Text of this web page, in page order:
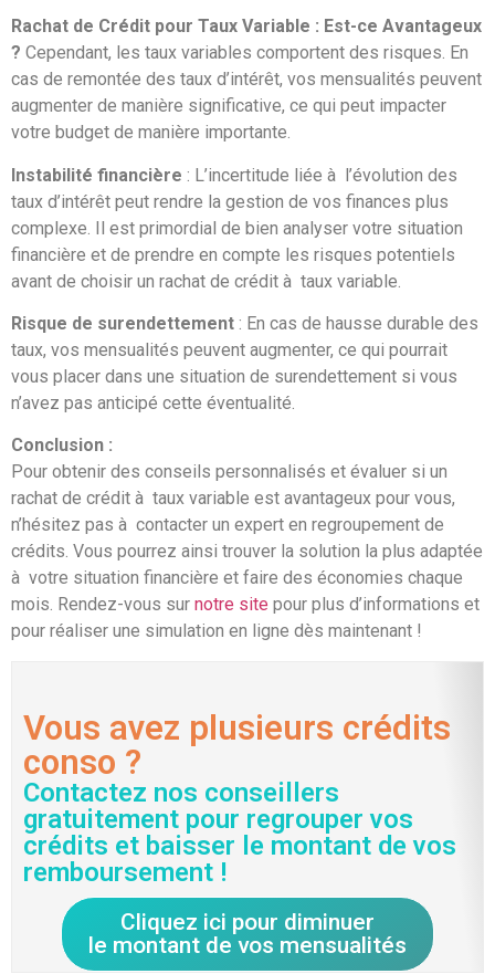
Rachat de Crédit pour Taux Variable : Est-ce Avantageux
? Cependant, les taux variables comportent des risques. En
cas de remontée des taux d’intérêt, vos mensualités peuvent
augmenter de manière significative, ce qui peut impacter
votre budget de manière importante.
Instabilité financière : L’incertitude liée à l’évolution des
taux d’intérêt peut rendre la gestion de vos finances plus
complexe. Il est primordial de bien analyser votre situation
financière et de prendre en compte les risques potentiels
avant de choisir un rachat de crédit à taux variable.
Risque de surendettement : En cas de hausse durable des
taux, vos mensualités peuvent augmenter, ce qui pourrait
vous placer dans une situation de surendettement si vous
n’avez pas anticipé cette éventualité.
Conclusion :
Pour obtenir des conseils personnalisés et évaluer si un
rachat de crédit à taux variable est avantageux pour vous,
n’hésitez pas à contacter un expert en regroupement de
crédits. Vous pourrez ainsi trouver la solution la plus adaptée
à votre situation financière et faire des économies chaque
mois. Rendez-vous sur notre site pour plus d’informations et
pour réaliser une simulation en ligne dès maintenant !
Vous avez plusieurs crédits
conso ?
Contactez nos conseillers
gratuitement pour regrouper vos
crédits et baisser le montant de vos
remboursement !
Cliquez ici pour diminuer
le montant de vos mensualités